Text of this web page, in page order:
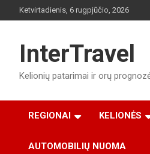
to
Ketvirtadienis, 6 rugpjūčio, 2026
InterTravel
Kelionių patarimai ir orų
REGIONAI KELIONĖS
AUTOMOBILIŲ NUOMA